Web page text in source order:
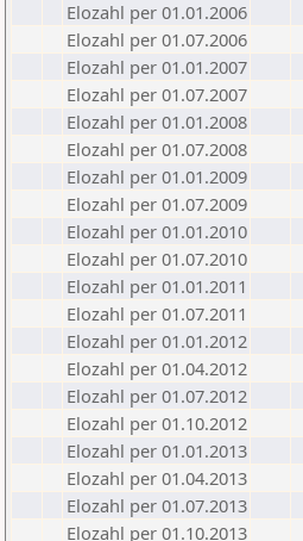
Elozahl per 01.01.2006
Elozahl per 01.07.2006
Elozahl per 01.01.2007
Elozahl per 01.07.2007
Elozahl per 01.01.2008
Elozahl per 01.07.2008
Elozahl per 01.01.2009
Elozahl per 01.07.2009
Elozahl per 01.01.2010
Elozahl per 01.07.2010
Elozahl per 01.01.2011
Elozahl per 01.07.2011
Elozahl per 01.01.2012
Elozahl per 01.04.2012
Elozahl per 01.07.2012
Elozahl per 01.10.2012
Elozahl per 01.01.2013
Elozahl per 01.04.2013
Elozahl per 01.07.2013
Elozahl per 01.10.2013